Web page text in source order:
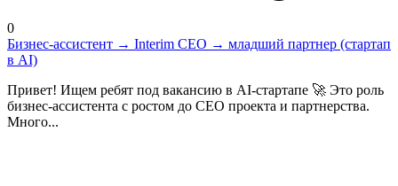
0
Бизнес-ассистент → Interim CEO → младший партнер (стартап
в AI)
Привет! Ищем ребят под вакансию в AI-стартапе 🚀 Это роль
бизнес-ассистента с ростом до CEO проекта и партнерства.
Много...